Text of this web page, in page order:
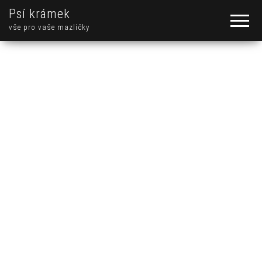
Psí krámek
vše pro vaše mazlíčky